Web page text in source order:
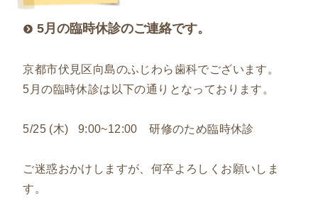
5月の臨時休診のご連絡です。
京都市伏見区向島のふじわら歯科でございます。
5月の臨時休診は以下の通りとなっております。
5/25 (木) 9:00~12:00 研修のため臨時休診
ご迷惑おかけしますが、何卒よろしくお願いしま
す。